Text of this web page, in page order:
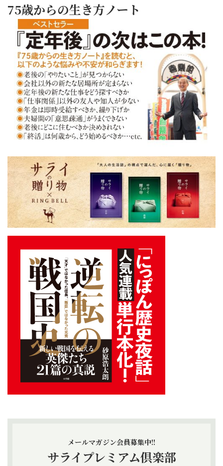
75歳からの生き方ノート
メールマガジン会員募集中!!
サライプレミアム倶楽部